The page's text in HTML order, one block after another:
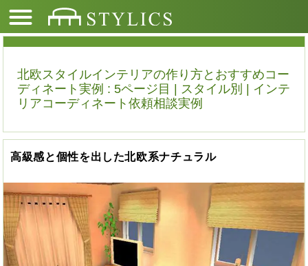
北欧スタイルインテリアの作り方とおすすめコー
ディネート実例 : 5ページ目 | スタイル別 | インテ
リアコーディネート依頼相談実例
高級感と個性を出した北欧系ナチュラル